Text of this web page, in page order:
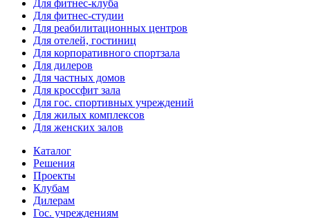
Для фитнес-клуба
Для фитнес-студии
Для реабилитационных центров
Для отелей, гостиниц
Для корпоративного спортзала
Для дилеров
Для частных домов
Для кроссфит зала
Для гос. спортивных учреждений
Для жилых комплексов
Для женских залов
Каталог
Решения
Проекты
Клубам
Дилерам
Гос. учреждениям